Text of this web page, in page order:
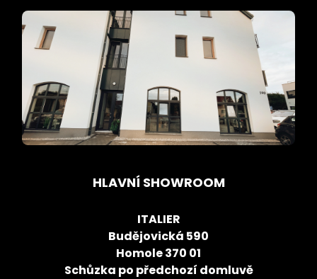
HLAVNÍ SHOWROOM
ITALIER
Budějovická 590
Homole 370 01
Schůzka po předchozí domluvě